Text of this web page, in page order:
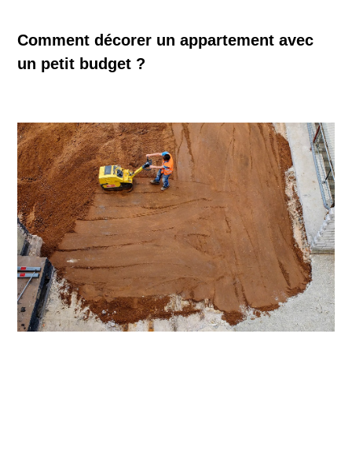
Comment décorer un appartement avec
un petit budget ?